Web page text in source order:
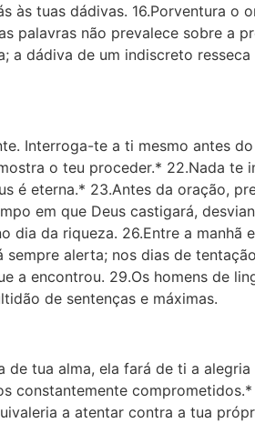
às tuas dádivas. 16.Porventura o
palavras não prevalece sobre a
a dádiva de um indiscreto resseca
Interroga-te a ti mesmo antes
o teu proceder.* 22.Nada te
é eterna.* 23.Antes da oração,
em que Deus castigará,
dia da riqueza. 26.Entre a manhã
alerta; nos dias de
a encontrou. 29.Os homens de
de sentenças e máximas.
de tua alma, ela fará de ti a alegria
constantemente comprometidos.*
a atentar contra a tua